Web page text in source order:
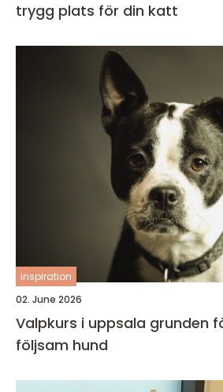
trygg plats för din katt
inspiration
02. June 2026
Valpkurs i uppsala grunden för en trygg och
följsam hund